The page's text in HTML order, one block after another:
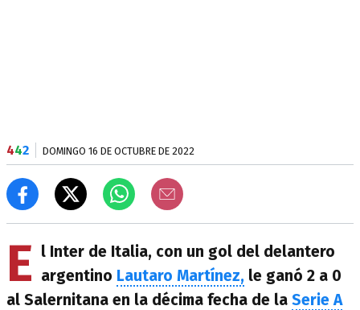
442 DOMINGO 16 DE OCTUBRE DE 2022
E l Inter de Italia, con un gol del delantero
argentino Lautaro Martínez, le ganó 2 a 0
al Salernitana en la décima fecha de la Serie A